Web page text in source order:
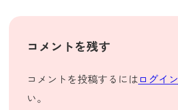
コメントを残す
コメントを投稿するには ログイン
い。